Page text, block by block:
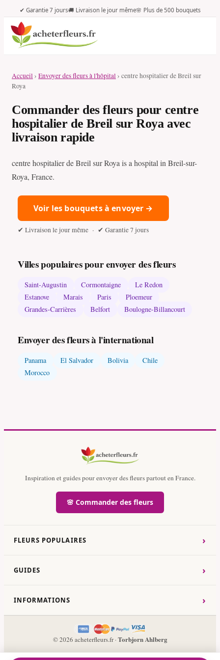
✔ Garantie 7 jours🚚 Livraison le jour même🌸 Plus de 500 bouquets
Accueil› Envoyer des fleurs à l'hôpital› centre hospitalier de Breil sur
Roya
Commander des fleurs pour centre
hospitalier de Breil sur Roya avec
livraison rapide
centre hospitalier de Breil sur Roya is a hospital in Breil-sur-
Roya, France.
Voir les bouquets à envoyer →
✔ Livraison le jour même · ✔ Garantie 7 jours
Villes populaires pour envoyer des fleurs
Saint-Augustin Cormontaigne
Le Redon
Estanove
Marais Paris
Ploemeur
Grandes-Carrières
Belfort Boulogne-Billancourt
Envoyer des fleurs à l'international
Panama El Salvador Bolivia
Chile
Morocco
Inspiration et guides pour envoyer des fleurs partout en France.
🌸 Commander des fleurs
FLEURS POPULAIRES ›
GUIDES ›
INFORMATIONS ›
© 2026 acheterfleurs.fr ·Torbjorn Ahlberg